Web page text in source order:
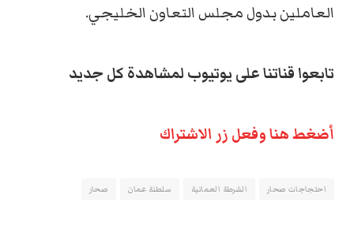
العاملين بدول مجلس التعاون الخليجي.
تابعوا قناتنا على يوتيوب لمشاهدة كل جديد
أضغط هنا وفعل زر الاشتراك
احتجاجات صحار الشرطة العمانية سلطنة عمان صحار